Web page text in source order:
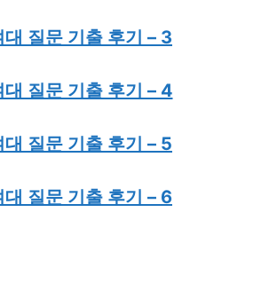
대 질문 기출 후기 – 3
대 질문 기출 후기 – 4
대 질문 기출 후기 – 5
대 질문 기출 후기 – 6